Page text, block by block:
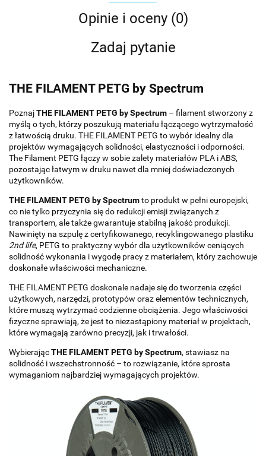
Opinie i oceny (0)
Zadaj pytanie
THE FILAMENT PETG by Spectrum
PoznajTHE FILAMENT PETG by Spectrum – filament stworzony z
myślą o tych, którzy poszukują materiału łączącego wytrzymałość
z łatwością druku. THE FILAMENT PETG to wybór idealny dla
projektów wymagających solidności, elastyczności i odporności.
The Filament PETG łączy w sobie zalety materiałów PLA i ABS,
pozostając łatwym w druku nawet dla mniej doświadczonych
użytkowników.
THE FILAMENT PETG by Spectrumto produkt w pełni europejski,
co nie tylko przyczynia się do redukcji emisji związanych z
transportem, ale także gwarantuje stabilną jakość produkcji.
Nawinięty na szpulę z certyfikowanego, recyklingowanego plastiku
2nd life, PETG to praktyczny wybór dla użytkowników ceniących
solidność wykonania i wygodę pracy z materiałem, który zachowuje
doskonałe właściwości mechaniczne.
THE FILAMENT PETG doskonale nadaje się do tworzenia części
użytkowych, narzędzi, prototypów oraz elementów technicznych,
które muszą wytrzymać codzienne obciążenia. Jego właściwości
fizyczne sprawiają, że jest to niezastąpiony materiał w projektach,
które wymagają zarówno precyzji, jak i trwałości.
WybierającTHE FILAMENT PETG by Spectrum, stawiasz na
solidność i wszechstronność – to rozwiązanie, które sprosta
wymaganiom najbardziej wymagających projektów.